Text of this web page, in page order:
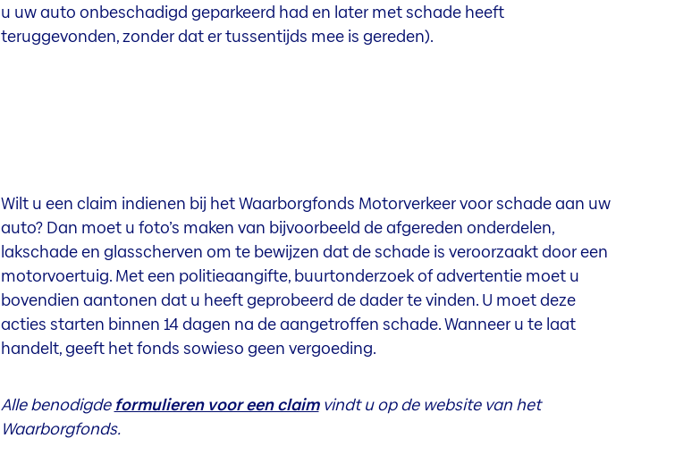
u uw auto onbeschadigd geparkeerd had en later met schade heeft
teruggevonden, zonder dat er tussentijds mee is gereden).
Wilt u een claim indienen bij het Waarborgfonds Motorverkeer voor schade aan uw
auto? Dan moet u foto’s maken van bijvoorbeeld de afgereden onderdelen,
lakschade en glasscherven om te bewijzen dat de schade is veroorzaakt door een
motorvoertuig. Met een politieaangifte, buurtonderzoek of advertentie moet u
bovendien aantonen dat u heeft geprobeerd de dader te vinden. U moet deze
acties starten binnen 14 dagen na de aangetroffen schade. Wanneer u te laat
handelt, geeft het fonds sowieso geen vergoeding.
Alle benodigde formulieren voor een claimvindt u op de website van het
Waarborgfonds.